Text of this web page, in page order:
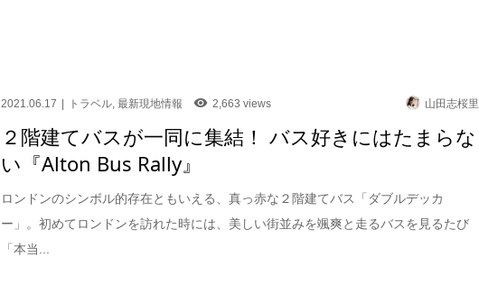
2021.06.17 トラベル,最新現地情報 2,663 views 山田志桜里
２階建てバスが一同に集結！ バス好きにはたまらな
い『Alton Bus Rally』
ロンドンのシンボル的存在ともいえる、真っ赤な２階建てバス「ダブルデッカ
ー」。初めてロンドンを訪れた時には、美しい街並みを颯爽と走るバスを見るたび
「本当...